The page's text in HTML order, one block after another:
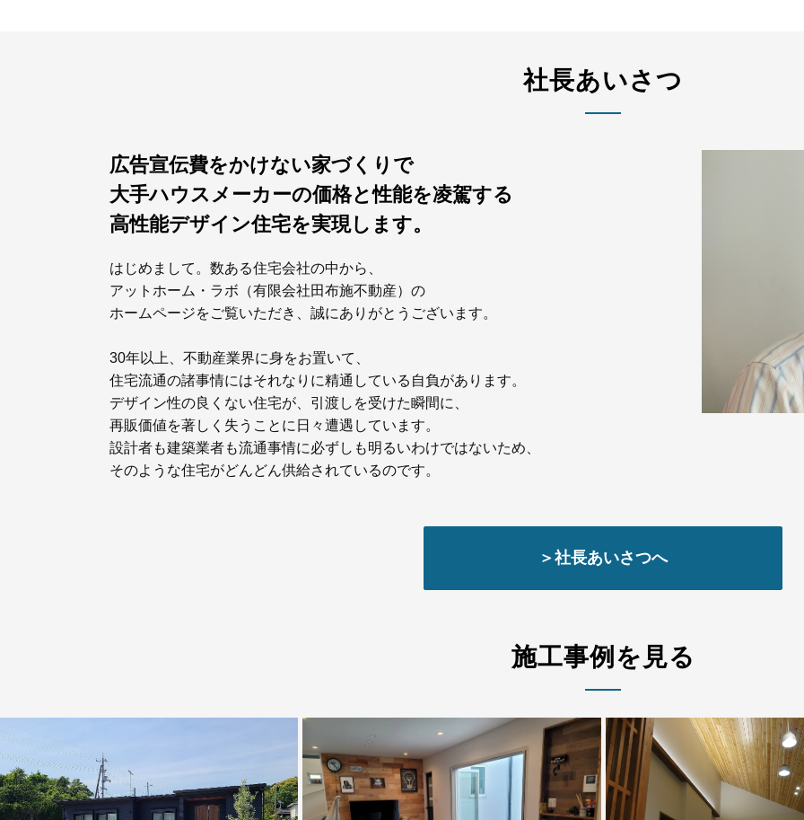
社長あいさつ
広告宣伝費をかけない家づくりで
大手ハウスメーカーの価格と性能を凌駕する
高性能デザイン住宅を実現します。
はじめまして。数ある住宅会社の中から、
アットホーム・ラボ（有限会社田布施不動産）の
ホームページをご覧いただき、誠にありがとうございます。
30年以上、不動産業界に身をお置いて、
住宅流通の諸事情にはそれなりに精通している自負があります。
デザイン性の良くない住宅が、引渡しを受けた瞬間に、
再販価値を著しく失うことに日々遭遇しています。
設計者も建築業者も流通事情に必ずしも明るいわけではないため、
そのような住宅がどんどん供給されているのです。
＞社長あいさつへ
施工事例を見る